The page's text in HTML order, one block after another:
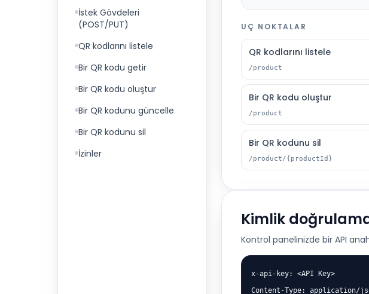
İstek Gövdeleri
(POST/PUT)
QR kodlarını listele
Bir QR kodu getir
Bir QR kodu oluştur
Bir QR kodunu güncelle
Bir QR kodunu sil
İzinler
UÇ NOKTALAR
QR kodlarını listele
/product
Bir QR kodu oluştur
/product
Bir QR kodunu sil
/product/{productId}
Kimlik
Kontrol panelinizde bir API
x-api-key: <API Key>
Content-Type: application/